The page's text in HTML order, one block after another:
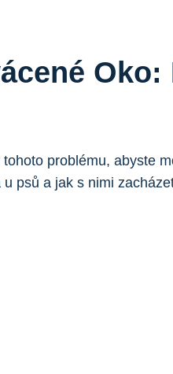
problému, abyste
psů a jak s nimi